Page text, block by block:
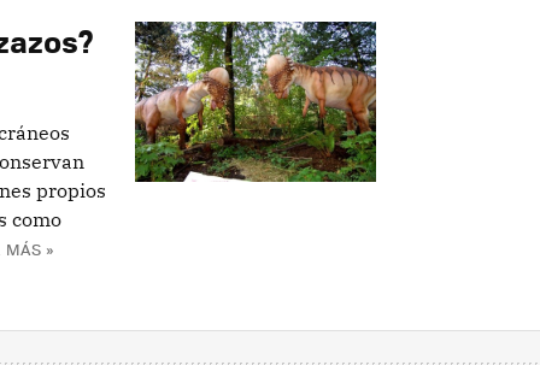
propios
como
MÁS »